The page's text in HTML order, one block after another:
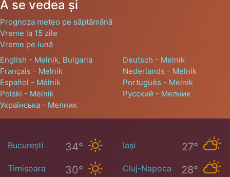
A se vedea și
Prognoza meteo pe săptămână
Vreme la 15 zile
Vreme pe lună
English - Melnik, Bulgaria
Deutsch - Melnik
Français - Melnik
Nederlands - Melnik
Español - Mélnik
Português - Melnik
Polski - Melnik
Русский - Мелник
Українська - Мелник
București 34° Iași 27°
Timișoara 30° Cluj-Napoca 28°